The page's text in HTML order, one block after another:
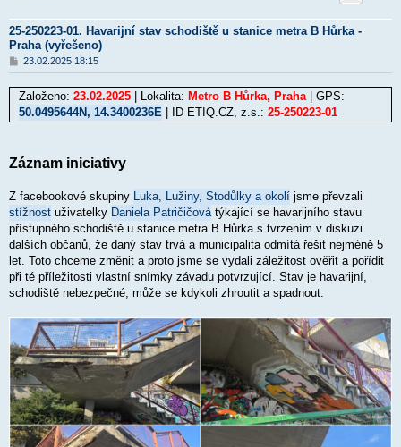
25-250223-01. Havarijní stav schodiště u stanice metra B Hůrka -
Praha (vyřešeno)
P
ř
s
p
ě
23.02.2025 18:15
Založeno: 23.02.2025 | Lokalita: Metro B Hůrka, Praha| GPS:
50.0495644N, 14.3400236E | ID ETIQ.CZ, z.s.: 25-250223-01
Záznam iniciativy
Z facebookové skupiny Luka, Lužiny, Stodůlky a okolí jsme převzali
stížnost uživatelky Daniela Patričičovátýkající se havarijního stavu
přístupného schodiště u stanice metra B Hůrka s tvrzením v diskuzi
dalších občanů, že daný stav trvá a municipalita odmítá řešit nejméně 5
let. Toto chceme změnit a proto jsme se vydali záležitost ověřit a pořídit
při té příležitosti vlastní snímky závadu potvrzující. Stav je havarijní,
schodiště nebezpečné, může se kdykoli zhroutit a spadnout.